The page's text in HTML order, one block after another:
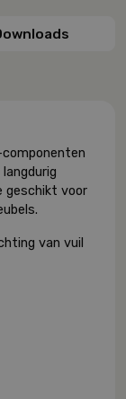
geschikt voor
van vuil